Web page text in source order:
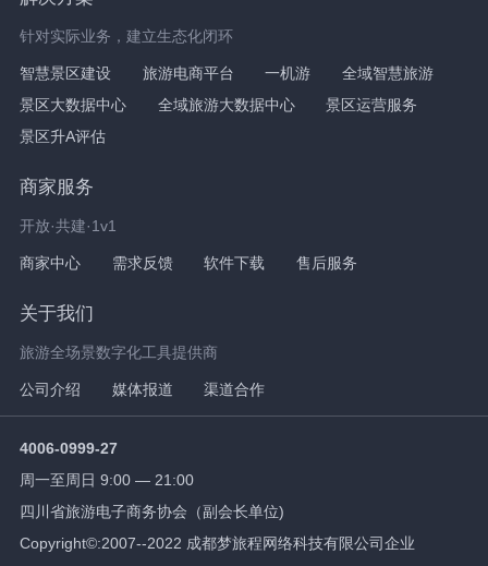
针对实际业务，建立生态化闭环
智慧景区建设 旅游电商平台 一机游
全域智慧旅游
景区大数据中心
全域旅游大数据中心
景区运营服务
景区升A评估
商家服务
开放·共建·1v1
商家中心 需求反馈 软件下载 售后服务
关于我们
旅游全场景数字化工具提供商
公司介绍 媒体报道 渠道合作
4006-0999-27
周一至周日 9:00 — 21:00
四川省旅游电子商务协会（副会长单位)
Copyright©:2007--2022 成都梦旅程网络科技有限公司企业